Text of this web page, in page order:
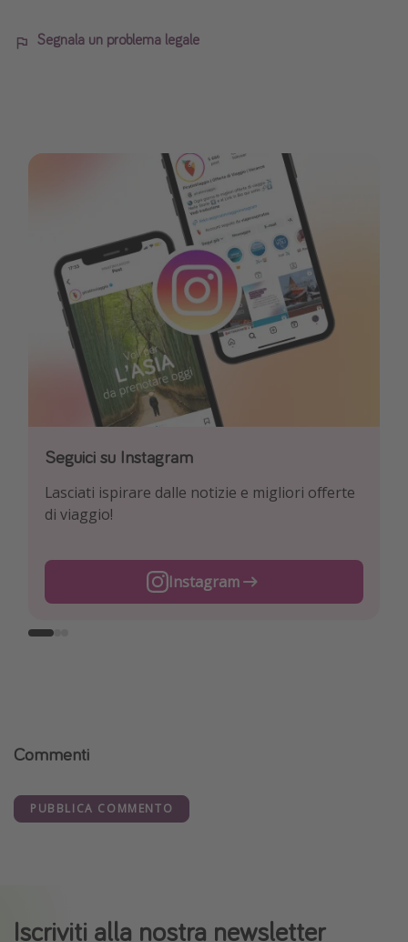
Segnala un problema legale
Seguici su Instagram
Lasciati ispirare dalle notizie e migliori offerte
di viaggio!
Instagram
Seguici su Facebook
Esplora le nostre offerte giornaliere di viaggi e
voli a prezzi da Pirata!
Facebook
Seguici su TikTok!
Per conoscere le offerte più interessanti e i
migliori trucchi per viaggiare!
TikTok
Commenti
PUBBLICA COMMENTO
Iscriviti alla nostra newsletter